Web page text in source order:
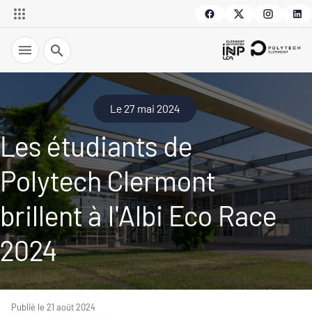
Recherche
Le 27 mai 2024
Les étudiants de
Polytech Clermont
brillent à l'Albi Eco Race
2024
Publié le 21 août 2024